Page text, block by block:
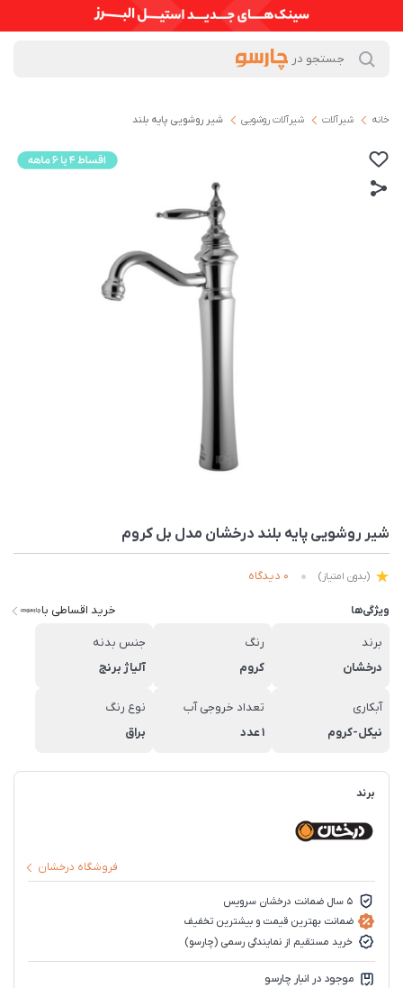
خانه شیرآلات شیرآلات روشویی شیر روشویی پایه بلند
شیر روشویی پایه بلند درخشان مدل بل کروم
(بدون امتیاز) 0 دیدگاه
ویژگی‌ها خرید اقساطی با
برند
درخشان
رنگ
کروم
جنس بدنه
آلیاژ برنج
آبکاری
نیکل-کروم
تعداد خروجی آب
1 عدد
نوع رنگ
براق
برند
فروشگاه درخشان
5 سال ضمانت درخشان سرویس
ضمانت بهترین قیمت و بیشترین تخفیف
خرید مستقیم از نمایندگی رسمی (چارسو)
موجود در انبار چارسو